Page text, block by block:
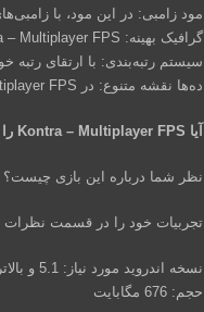
مود زامبی: در این مود، با
گرافیک بهینه: Kontra – Multiplayer FPS با گرافیکی بهینه، تجربه‌ای روان و بدون لگ را برای شما فراهم می‌کند.
سیستم رتبه‌بندی: با ارتقای رتبه
ده‌ها نقشه متنوع: در Kontra – Multiplayer FPS، هیچ وقت از تنوع نقشه‌ها خسته نخواهید شد.
آیا Kontra – Multiplayer FPS را امتحان کرده‌اید؟
نظر شما درباره این بازی چیست؟
تجربیات خود را در قسمت نظرات
نسخه اندروید مورد نیاز: 5.1 و بالاتر
حجم: 676 مگابایت